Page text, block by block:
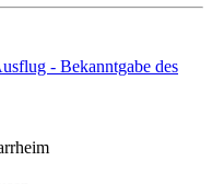
- Bekanntgabe des